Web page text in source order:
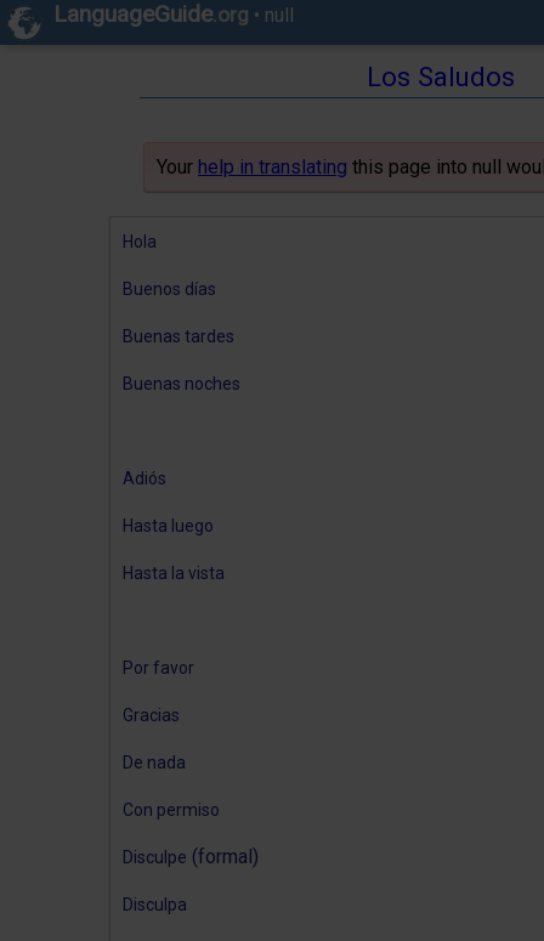
LanguageGuide.org • null
Los Saludos
Your help in translating this page into null
Hola
Buenos días
Buenas tardes
Buenas noches
Adiós
Hasta luego
Hasta la vista
Por favor
Gracias
De nada
Con permiso
Disculpe (formal)
Disculpa